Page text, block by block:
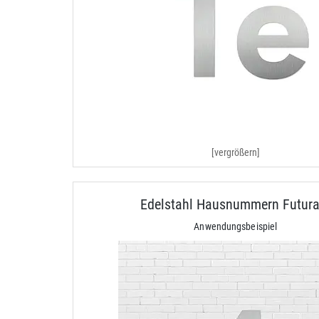
[vergrößern]
Edelstahl Hausnummern
Anwendungsbeispiel